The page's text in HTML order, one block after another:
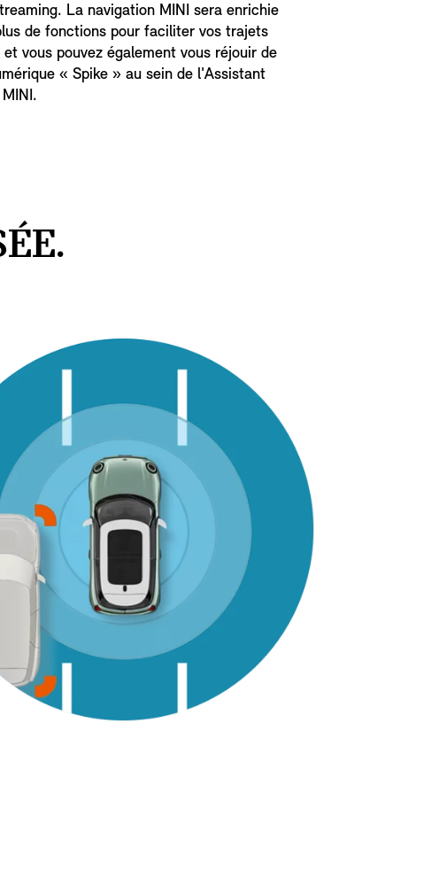
La navigation MINI sera enrichie
de fonctions pour faciliter vos trajets
et vous pouvez également vous réjouir de
« Spike » au sein de l'Assistant
MINI.